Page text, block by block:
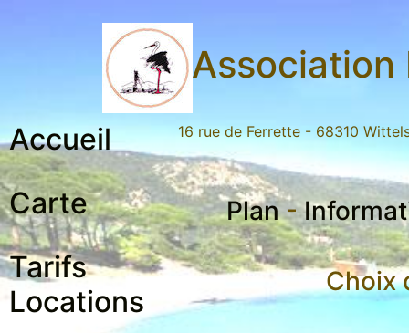
Association
16 rue de Ferrette - 68310
Accueil
Carte
Tarifs
Locations
Plan-
Choix